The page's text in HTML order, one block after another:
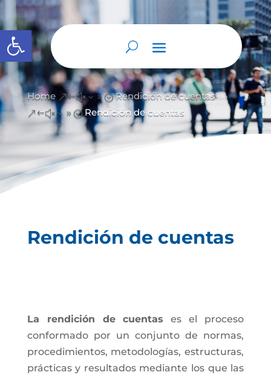
Abrir barra de herramientas
Home &#x39; Rendición de cuentas
&#x39; Rendición de cuentas
Rendición de cuentas
La rendición de cuentas es el proceso
conformado por un conjunto de normas,
procedimientos, metodologías, estructuras,
prácticas y resultados mediante los que las